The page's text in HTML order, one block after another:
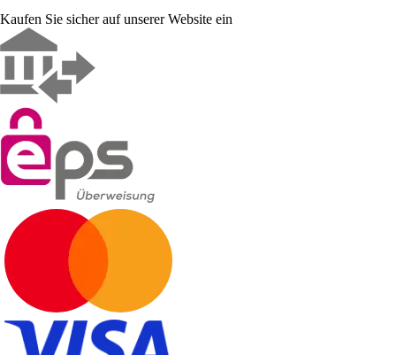
Kaufen Sie sicher auf unserer Website ein